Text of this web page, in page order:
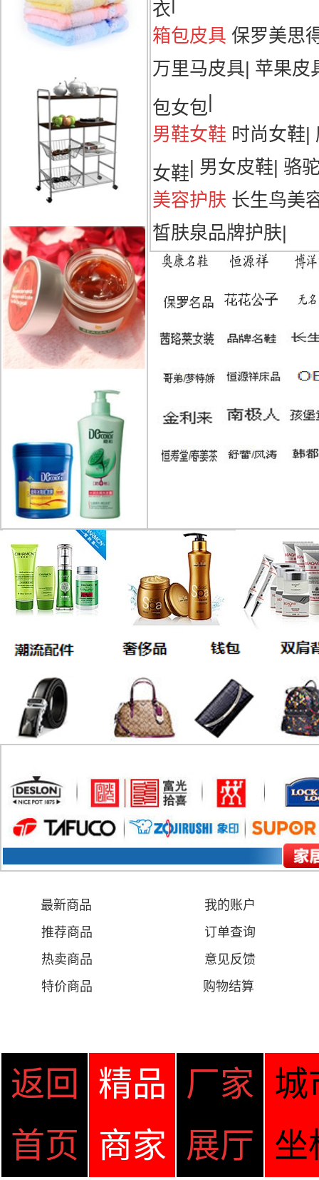
衣
箱包皮具 保罗美思
万里马皮具| 苹果皮
包女包 |
男鞋女鞋 时尚女鞋|
女鞋| 男女皮鞋| 骆
美容护肤 长生鸟美
皙肤泉品牌护肤|
最新商品
我的账户
推荐商品
订单查询
热卖商品
意见反馈
特价商品
购物结算
返回
首页
精品
商家
厂家
展厅
城
坐